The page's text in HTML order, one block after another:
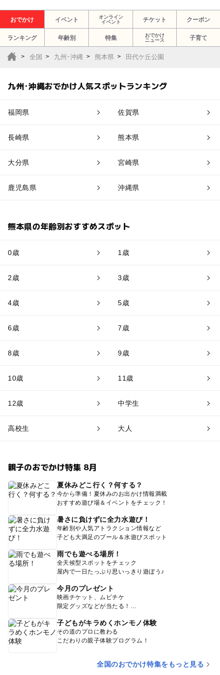
おでかけ イベント
オンライン
イベント
チケット クーポン
ランキング 年齢別 特集
おでかけ
ニュース
子育て
全国 九州･沖縄 熊本県 田代ケ丘公園
九州･沖縄おでかけ人気スポットランキング
福岡県 佐賀県
長崎県 熊本県
大分県 宮崎県
鹿児島県 沖縄県
熊本県の年齢別おすすめスポット
0歳 1歳
2歳 3歳
4歳 5歳
6歳 7歳
8歳 9歳
10歳 11歳
12歳 中学生
高校生 大人
親子のおでかけ特集 8月
夏休みどこ行く？何する？
今から準備！夏休みのお出かけ情報満載
おすすめ遊び場＆イベントをチェック！
暑さに負けずに全力水遊び！
年齢別や人気アトラクション情報など
子ども大満足のプール＆水遊びスポット
雨でも遊べる場所！
全天候型スポットをチェック
屋内で一日たっぷり思いっきり遊ぼう♪
今月のプレゼント
映画チケット、ムビチケ
限定グッズなどが当たる！
子どもがキラめくホンモノ体験
その道のプロに教わる
こだわりの親子体験プログラム！
全国のおでかけ特集をもっと見る